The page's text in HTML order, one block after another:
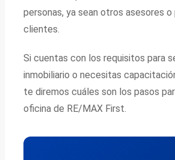
personas, ya sean otros asesores
clientes.
Si cuentas con los requisitos para
inmobiliario o necesitas
te diremos cuáles son los pasos
oficina de RE/MAX First.